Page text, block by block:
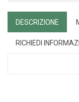
DESCRIZIONE
RICHIEDI